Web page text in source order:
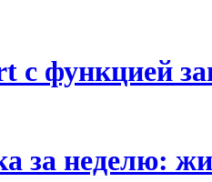
с функцией
за неделю: